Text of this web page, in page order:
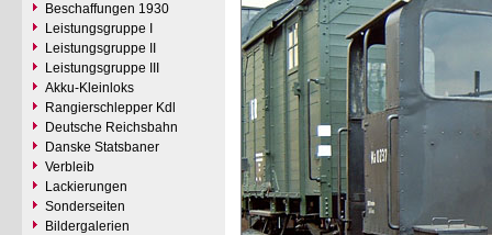
Beschaffungen 1930
Leistungsgruppe I
Leistungsgruppe II
Leistungsgruppe III
Akku-Kleinloks
Rangierschlepper Kdl
Deutsche Reichsbahn
Danske Statsbaner
Verbleib
Lackierungen
Sonderseiten
Bildergalerien